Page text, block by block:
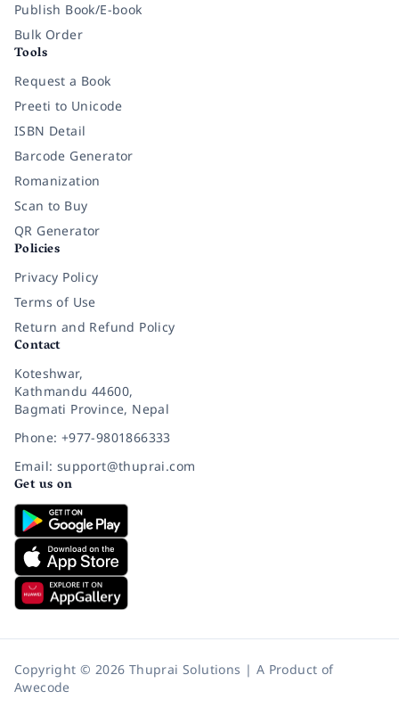
Publish Book/E-book
Bulk Order
Tools
Request a Book
Preeti to Unicode
ISBN Detail
Barcode Generator
Romanization
Scan to Buy
QR Generator
Policies
Privacy Policy
Terms of Use
Return and Refund Policy
Contact
Koteshwar,
Kathmandu 44600,
Bagmati Province, Nepal
Phone: +977-9801866333
Email: support@thuprai.com
Get us on
Copyright © 2026 Thuprai Solutions | A Product of
Awecode